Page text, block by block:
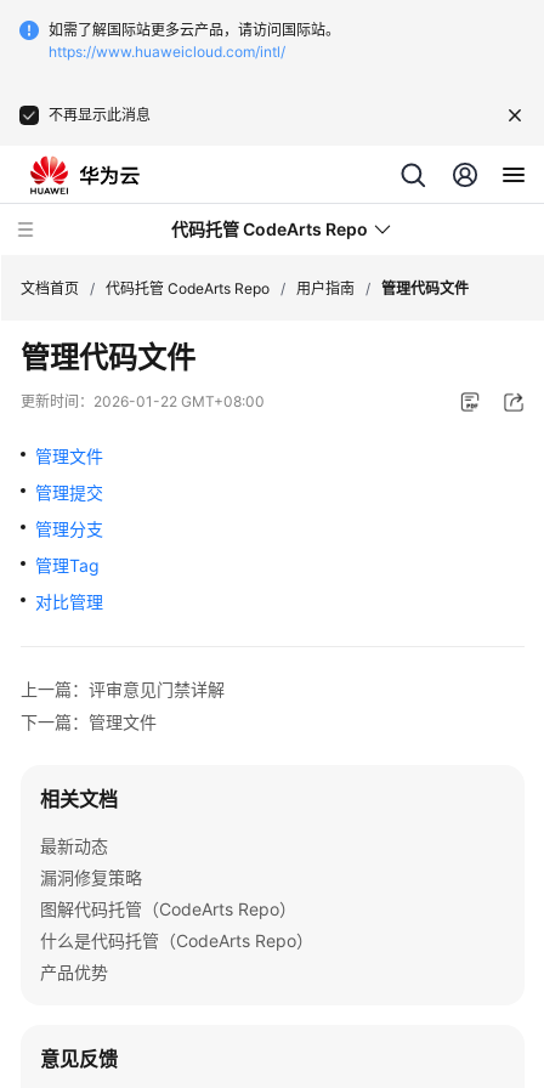
如需了解国际站更多云产品，请访问国际站。
https://www.huaweicloud.com/intl/
不再显示此消息
代码托管 CodeArts Repo
最
新
态
服
务
公
告
介
绍
费
明
快
速
入
用
户
文档首页 / 代码托管 CodeArts Repo / 用户指南 / 管理代码文件
管理代码文件
更新时间： 2026-01-22 GMT+08:00
管理文件
管理提交
管理分支
管理Tag
对比管理
上一篇：评审意见门禁详解
下一篇：管理文件
相关文档
最新动态
漏洞修复策略
图解代码托管（CodeArts Repo）
什么是代码托管（CodeArts Repo）
产品优势
意见反馈